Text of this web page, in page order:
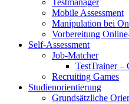
Testmanager
Mobile Assessment
Manipulation bei
Vorbereitung
Self-Assessment
Job-Matcher
TestTrainer –
Recruiting Games
Studienorientierung
Grundsätzliche